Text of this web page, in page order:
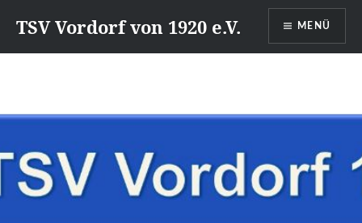
zumTSV Vordorf von 1920 e.V. MENÜ